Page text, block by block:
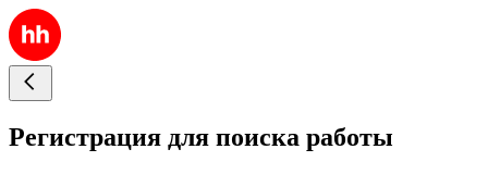
Регистрация для поиска работы